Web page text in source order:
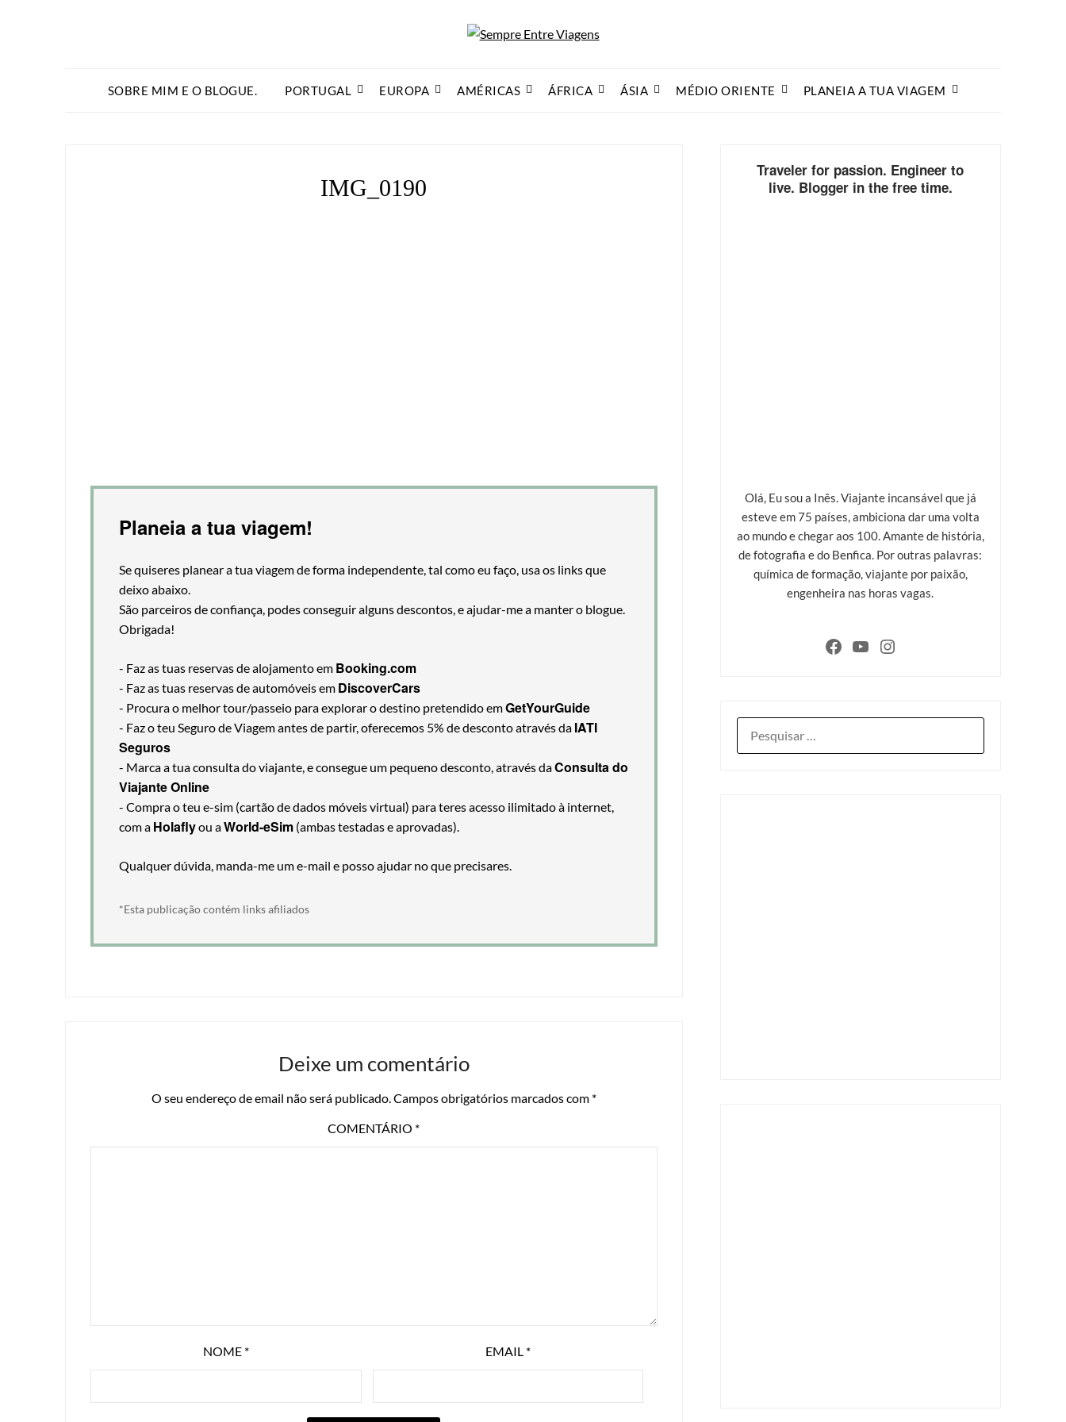
SOBRE MIM E O BLOGUE. PORTUGAL EUROPA AMÉRICAS ÁFRICA ÁSIA MÉDIO ORIENTE PLANEIA A TUA VIAGEM
IMG_0190
Planeia a tua viagem!
Se quiseres planear a tua viagem de forma independente, tal como eu faço, usa os links que
deixo abaixo.
São parceiros de confiança, podes conseguir alguns descontos, e ajudar-me a manter o blogue.
Obrigada!
- Faz as tuas reservas de alojamento em Booking.com
- Faz as tuas reservas de automóveis em DiscoverCars
- Procura o melhor tour/passeio para explorar o destino pretendido emGetYourGuide
- Faz o teu Seguro de Viagem antes de partir, oferecemos 5% de desconto através da IATI
Seguros
- Marca a tua consulta do viajante, e consegue um pequeno desconto, através daConsulta do
Viajante Online
- Compra o teu e-sim (cartão de dados móveis virtual) para teres acesso ilimitado à internet,
com a Holaflyou aWorld-eSim (ambas testadas e aprovadas).
Qualquer dúvida, manda-me um e-mail e posso ajudar no que precisares.
*Esta publicação contém links afiliados
Deixe um comentário
O seu endereço de email não será publicado.Campos obrigatórios marcados com *
COMENTÁRIO *
NOME * EMAIL *
Traveler for passion. Engineer to
live. Blogger in the free time.
Olá, Eu sou a Inês. Viajante incansável que já
esteve em 75 países, ambiciona dar uma volta
ao mundo e chegar aos 100. Amante de história,
de fotografia e do Benfica. Por outras palavras:
química de formação, viajante por paixão,
engenheira nas horas vagas.